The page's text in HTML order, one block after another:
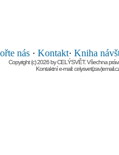
nás · Kontakt· Kniha
Copyright (c) 2026 by CELÝSVĚT. Všechna
Kontaktní e-mail: celysvet(zav)email.cz